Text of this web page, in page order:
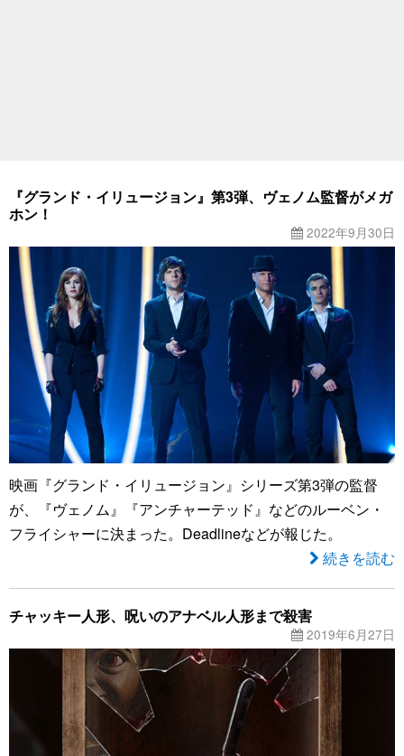
『グランド・イリュージョン』第3弾、ヴェノム監督がメガ
ホン！
2022年9月30日
映画『グランド・イリュージョン』シリーズ第3弾の監督
が、『ヴェノム』『アンチャーテッド』などのルーベン・
フライシャーに決まった。Deadlineなどが報じた。
続きを読む
チャッキー人形、呪いのアナベル人形まで殺害
2019年6月27日